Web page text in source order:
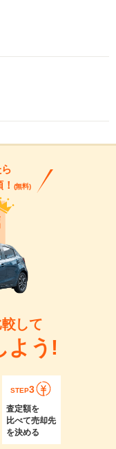
(無料)
して
よう!
STEP3
査定額を
比べて売却先
を決める